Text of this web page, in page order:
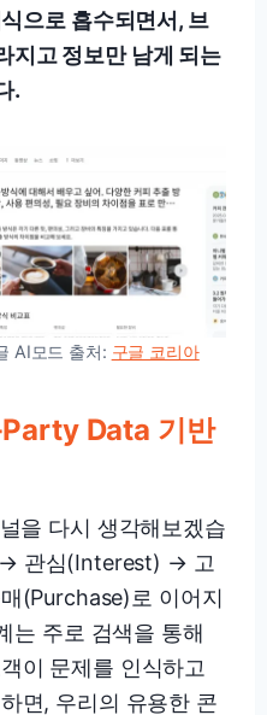
으로 흡수되면서, 브
지고 정보만 남게 되는
.
AI모드 출처: 구글 코리아
Data 기반
을 다시 생각해보겠습
관심(Interest) → 고
(Purchase)로 이어지
는 주로 검색을 통해
이 문제를 인식하고
면, 우리의 유용한 콘